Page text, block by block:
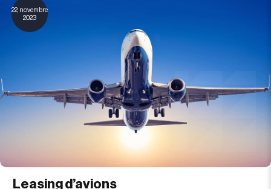
22, novembre
2023
Leasing d’avions